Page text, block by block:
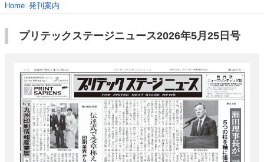
インデックス
インタビュー
コレクション
カテゴリー一覧
新商品 新製品 ＡＩ・デジタル デジタル印刷
印刷通販
SDGs・地域
ポストプレス ビジネス イベント 信用情報
業界
市場・統計
人事・移転・異動・訃報
Home–発刊案内
プリテックステージニュース2026年5月25日号